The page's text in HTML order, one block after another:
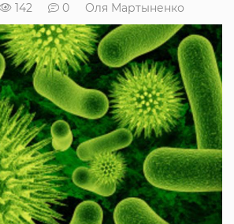
142 0 Оля Мартыненко